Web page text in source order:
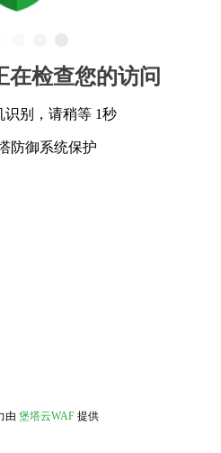
在检查您的访问
识别，请稍等 1秒
防御系统保护
由 堡塔云WAF 提供